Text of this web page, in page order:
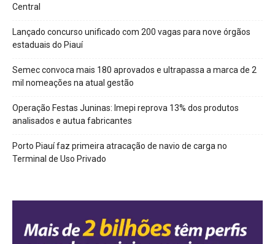
Central
Lançado concurso unificado com 200 vagas para nove órgãos
estaduais do Piauí
Semec convoca mais 180 aprovados e ultrapassa a marca de 2
mil nomeações na atual gestão
Operação Festas Juninas: Imepi reprova 13% dos produtos
analisados e autua fabricantes
Porto Piauí faz primeira atracação de navio de carga no
Terminal de Uso Privado